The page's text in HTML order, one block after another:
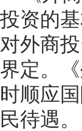
投资的
对外商
界定。
时顺应
民待遇。